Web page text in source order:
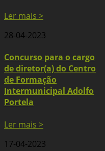
Ler mais >
28-04-2023
Concurso para o cargo
de diretor(a) do Centro
de Formação
Intermunicipal Adolfo
Portela
Ler mais >
17-04-2023